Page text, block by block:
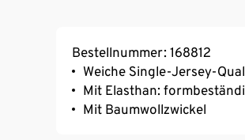
Bestellnummer: 168812
Weiche Single-Jersey-
Mit Elasthan:
Mit Baumwollzwickel